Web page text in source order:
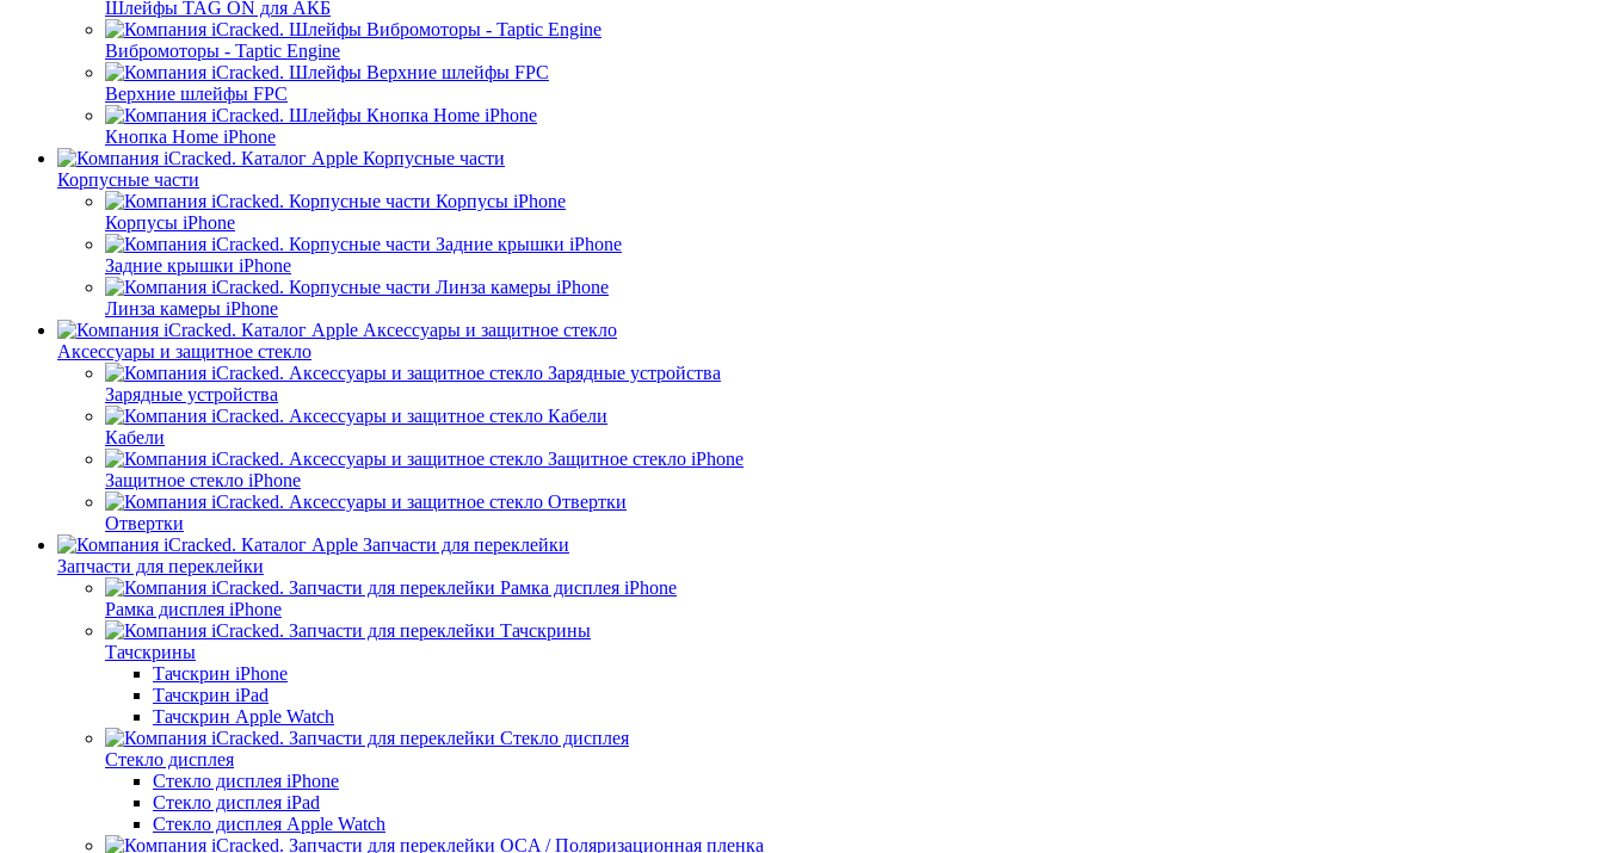
Шлейфы TAG ON для АКБ
Вибромоторы - Taptic Engine
Верхние шлейфы FPC
Кнопка Home iPhone
Корпусные части
Корпусы iPhone
Задние крышки iPhone
Линза камеры iPhone
Аксессуары и защитное стекло
Зарядные устройства
Кабели
Защитное стекло iPhone
Отвертки
Запчасти для переклейки
Рамка дисплея iPhone
Тачскрины
Тачскрин iPhone
Тачскрин iPad
Тачскрин Apple Watch
Стекло дисплея
Стекло дисплея iPhone
Стекло дисплея iPad
Стекло дисплея Apple Watch